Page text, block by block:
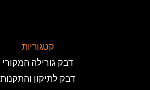
קטגוריות
דבק גורילה המקורי
דבק לתיקון והתקנות